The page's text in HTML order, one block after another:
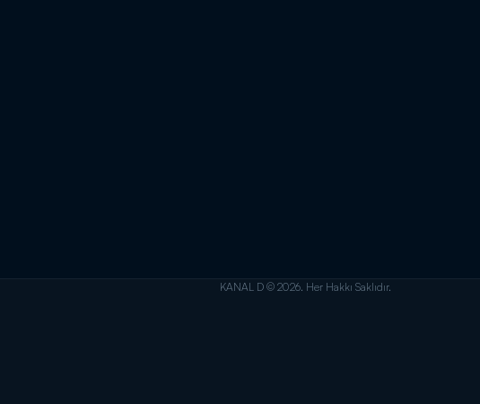
KANAL D © 2026. Her Hakkı Saklıdır.